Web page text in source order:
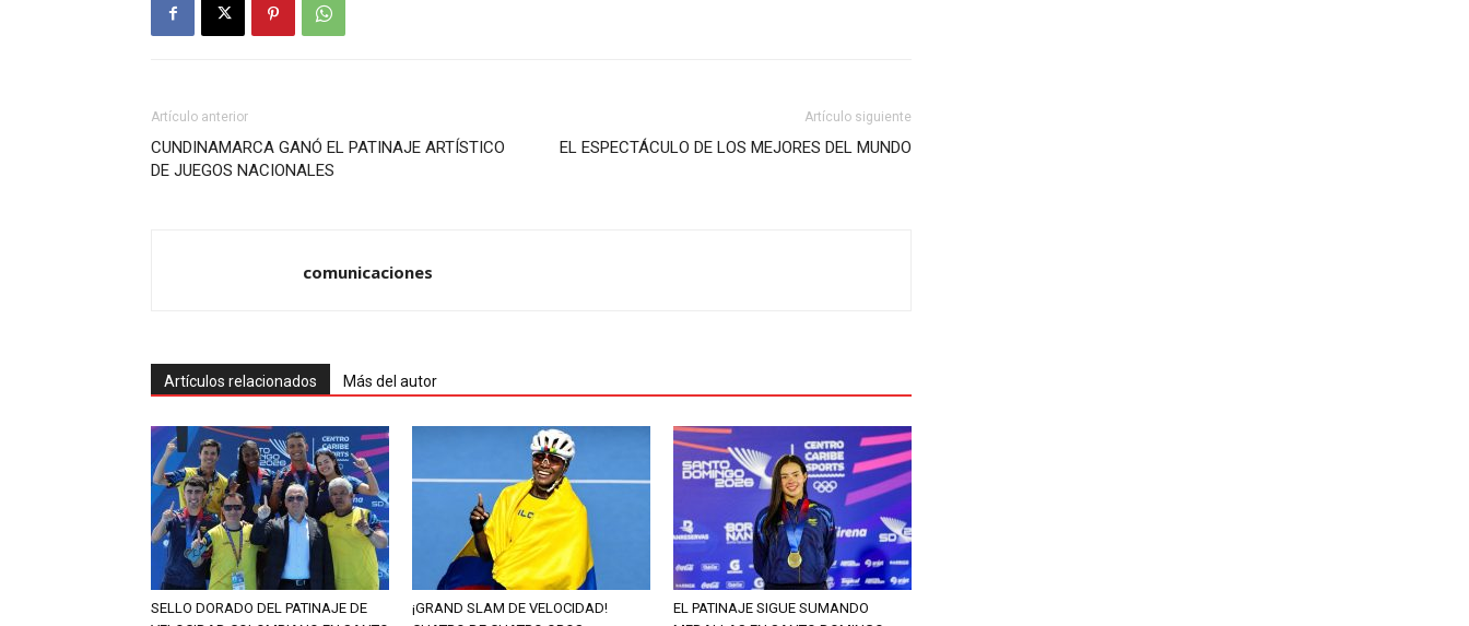
Artículo anterior
CUNDINAMARCA GANÓ EL PATINAJE ARTÍSTICO
DE JUEGOS NACIONALES
Artículo siguiente
EL ESPECTÁCULO DE LOS MEJORES DEL MUNDO
comunicaciones
Artículos relacionados Más del autor
SELLO DORADO DEL PATINAJE DE
¡GRAND SLAM DE VELOCIDAD!
EL PATINAJE SIGUE SUMANDO